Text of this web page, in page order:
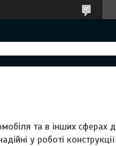
та в інших сферах
у роботі